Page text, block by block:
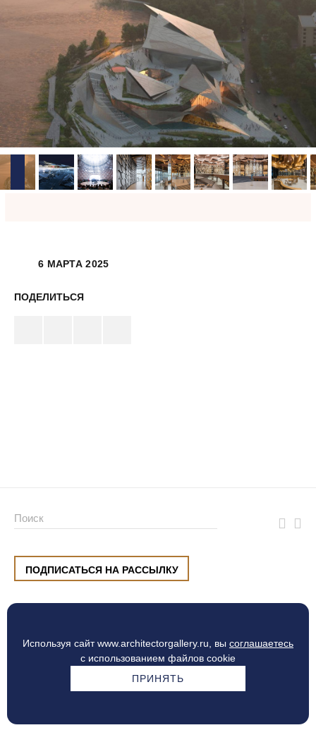
6 МАРТА 2025
ПОДЕЛИТЬСЯ
Используя сайт www.architectorgallery.ru, вы соглашаетесь
с использованием файлов cookie
ПРИНЯТЬ
ПОДПИСАТЬСЯ НА РАССЫЛКУ
ул. Малышева, 8, Екатеринбург
Процесс оплаты